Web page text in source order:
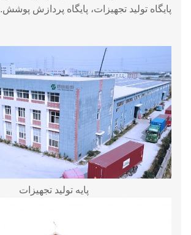
پایگاه تولید تجهیزات، پایگاه پردازش پوشش.
پایه تولید تجهیزات